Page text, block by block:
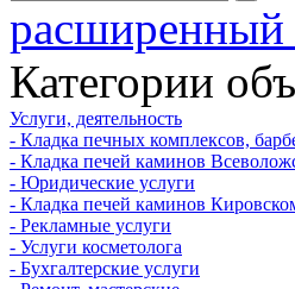
расширенный
Категории
Услуги, деятельность
- Кладка печных комплексов,
- Кладка печей каминов
- Юридические услуги
- Кладка печей каминов
- Рекламные услуги
- Услуги косметолога
- Бухгалтерские услуги